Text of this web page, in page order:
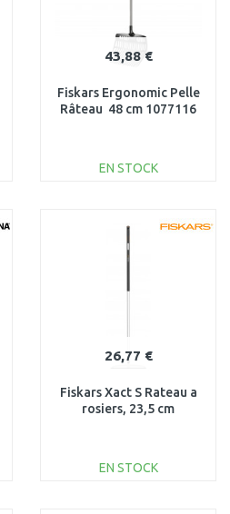
43,88 €
Fiskars Ergonomic Pelle
Râteau 48 cm 1077116
EN STOCK
Au comparatif
26,77 €
Fiskars Xact S Rateau a
rosiers, 23,5 cm
EN STOCK